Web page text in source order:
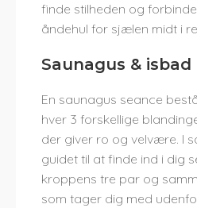
finde stilheden og
åndehul for sjælen midt i
Saunagus & isbad
En saunagus seance
hver 3 forskellige
der giver ro og velvære. I
guidet til at finde ind i dig
kroppens tre par og
som tager dig med